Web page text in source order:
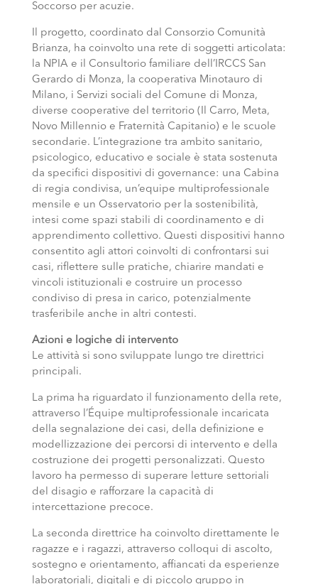
Soccorso per acuzie.
Il progetto, coordinato dal Consorzio Comunità
Brianza, ha coinvolto una rete di soggetti articolata:
la NPIA e il Consultorio familiare dell’IRCCS San
Gerardo di Monza, la cooperativa Minotauro di
Milano, i Servizi sociali del Comune di Monza,
diverse cooperative del territorio (Il Carro, Meta,
Novo Millennio e Fraternità Capitanio) e le scuole
secondarie. L’integrazione tra ambito sanitario,
psicologico, educativo e sociale è stata sostenuta
da specifici dispositivi di governance: una Cabina
di regia condivisa, un’equipe multiprofessionale
mensile e un Osservatorio per la sostenibilità,
intesi come spazi stabili di coordinamento e di
apprendimento collettivo. Questi dispositivi hanno
consentito agli attori coinvolti di confrontarsi sui
casi, riflettere sulle pratiche, chiarire mandati e
vincoli istituzionali e costruire un processo
condiviso di presa in carico, potenzialmente
trasferibile anche in altri contesti.
Azioni e logiche di intervento
Le attività si sono sviluppate lungo tre direttrici
principali.
La prima ha riguardato il funzionamento della rete,
attraverso l’Équipe multiprofessionale incaricata
della segnalazione dei casi, della definizione e
modellizzazione dei percorsi di intervento e della
costruzione dei progetti personalizzati. Questo
lavoro ha permesso di superare letture settoriali
del disagio e rafforzare la capacità di
intercettazione precoce.
La seconda direttrice ha coinvolto direttamente le
ragazze e i ragazzi, attraverso colloqui di ascolto,
sostegno e orientamento, affiancati da esperienze
laboratoriali, digitali e di piccolo gruppo in